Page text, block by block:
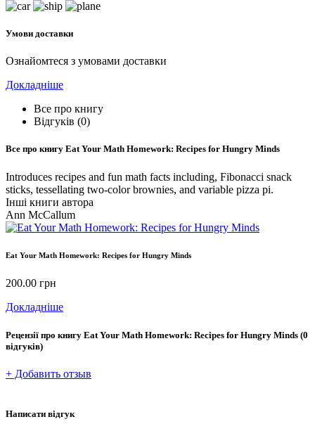
Умови доставки
Ознайомтеся з умовами доставки
Докладніше
Все про книгу
Відгуків (0)
Все про книгу Eat Your Math Homework: Recipes for Hungry Minds
Introduces recipes and fun math facts including, Fibonacci snack
sticks, tessellating two-color brownies, and variable pizza pi.
Інші книги автора
Ann McCallum
Eat Your Math Homework: Recipes for Hungry Minds
200.00 грн
Докладніше
Рецензії про книгу Eat Your Math Homework: Recipes for Hungry Minds (0
відгуків)
+ Добавить отзыв
Написати відгук